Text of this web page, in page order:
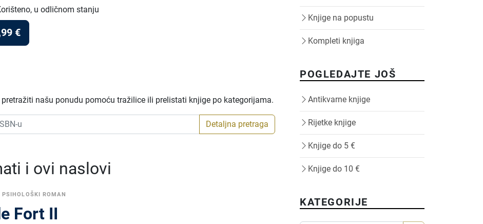
u odličnom stanju
€
našu ponudu pomoću tražilice ili prelistati knjige po kategorijama.
Detaljna pretraga
i ovi naslovi
PSIHOLOŠKI ROMAN
Fort II
Knjige na popustu
Kompleti knjiga
POGLEDAJTE JOŠ
Antikvarne knjige
Rijetke knjige
Knjige do 5 €
Knjige do 10 €
KATEGORIJE